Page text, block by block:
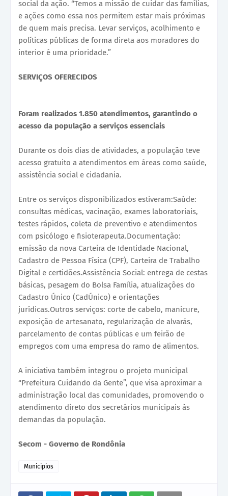
social da ação. “Temos a missão de cuidar das famílias,
e ações como essa nos permitem estar mais próximas
de quem mais precisa. Levar serviços, acolhimento e
políticas públicas de forma direta aos moradores do
interior é uma prioridade.”
SERVIÇOS OFERECIDOS
Foram realizados 1.850 atendimentos, garantindo o
acesso da população a serviços essenciais
Durante os dois dias de atividades, a população teve
acesso gratuito a atendimentos em áreas como saúde,
assistência social e cidadania.
Entre os serviços disponibilizados estiveram:Saúde:
consultas médicas, vacinação, exames laboratoriais,
testes rápidos, coleta de preventivo e atendimentos
com psicólogo e fisioterapeuta.Documentação:
emissão da nova Carteira de Identidade Nacional,
Cadastro de Pessoa Física (CPF), Carteira de Trabalho
Digital e certidões.Assistência Social: entrega de cestas
básicas, pesagem do Bolsa Família, atualizações do
Cadastro Único (CadÚnico) e orientações
jurídicas.Outros serviços: corte de cabelo, manicure,
exposição de artesanato, regularização de alvarás,
parcelamento de contas públicas e um feirão de
empregos com uma empresa do ramo de alimentos.
A iniciativa também integrou o projeto municipal
“Prefeitura Cuidando da Gente”, que visa aproximar a
administração local das comunidades, promovendo o
atendimento direto dos secretários municipais às
demandas da população.
Secom - Governo de Rondônia
Municipios